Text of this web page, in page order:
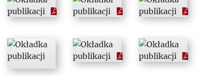
1968
1969
1970